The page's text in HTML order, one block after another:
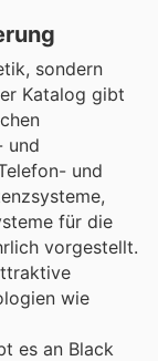
sondern
Katalog gibt
und
und
für die
vorgestellt.
wie
es an Black